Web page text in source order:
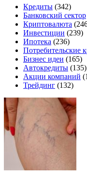
Кредиты (342)
Банковский сектор
Криптовалюта
Инвестиции (239)
Ипотека (236)
Потребительские
Бизнес идеи (165)
Автокредиты (135)
Акции компаний
Трейдинг (132)